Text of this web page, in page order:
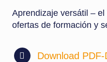
Aprendizaje versátil –
ofertas de formación y
Download